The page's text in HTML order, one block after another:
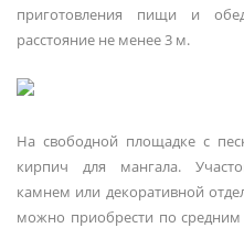
приготовления пищи и
расстояние не менее 3 м.
На свободной площадке с
кирпич для мангала.
камнем или декоративной
можно приобрести по